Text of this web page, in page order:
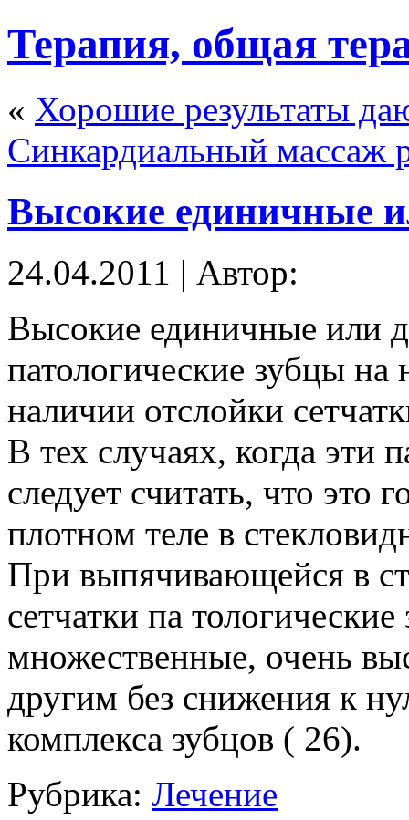
Терапия, общая
« Хорошие результаты
Синкардиальный массаж
Высокие единичные
24.04.2011 | Автор:
Высокие единичные или
патологические зубцы на
наличии отслойки
В тех случаях, когда эти
следует считать, что это
плотном теле в
При выпячивающейся в
сетчатки па
множественные, очень
другим без снижения к
комплекса зубцов ( 26).
Рубрика: Лечение